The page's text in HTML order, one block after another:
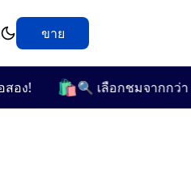
ขาย
🛍️ 🔍 เลือกชมจากกว่า 25